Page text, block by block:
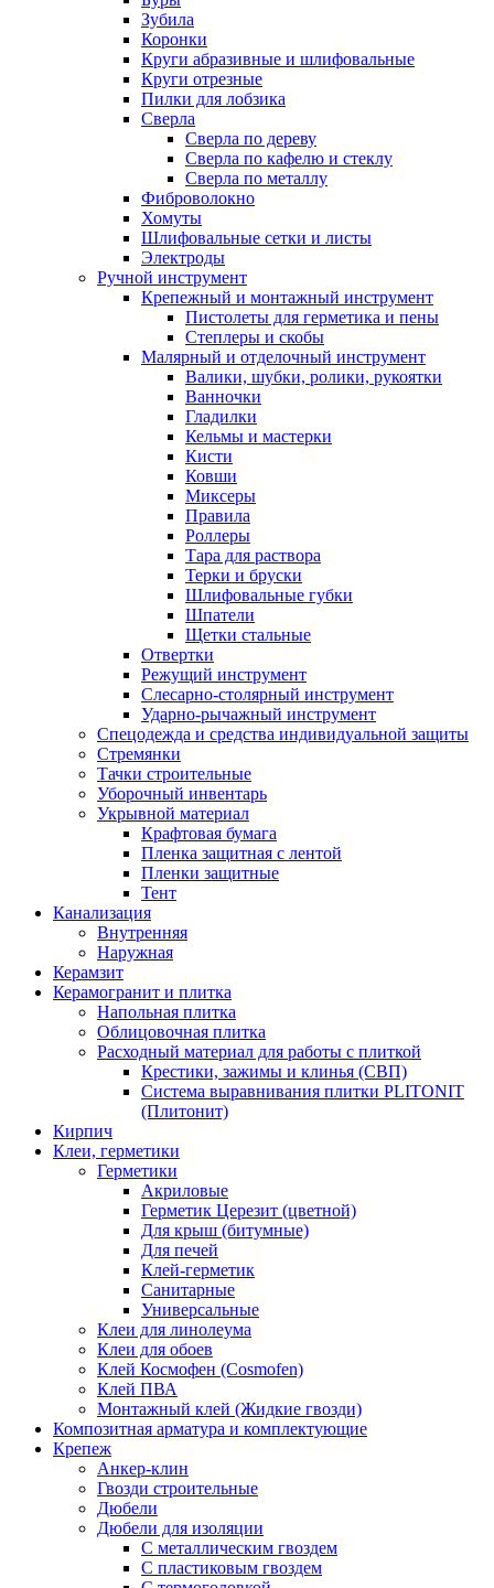
Зубила
Коронки
Круги абразивные и шлифовальные
Круги отрезные
Пилки для лобзика
Сверла
Сверла по дереву
Сверла по кафелю и стеклу
Сверла по металлу
Фиброволокно
Хомуты
Шлифовальные сетки и листы
Электроды
Ручной инструмент
Крепежный и монтажный инструмент
Пистолеты для герметика и пены
Степлеры и скобы
Малярный и отделочный инструмент
Валики, шубки, ролики, рукоятки
Ванночки
Гладилки
Кельмы и мастерки
Кисти
Ковши
Миксеры
Правила
Роллеры
Тара для раствора
Терки и бруски
Шлифовальные губки
Шпатели
Щетки стальные
Отвертки
Режущий инструмент
Слесарно-столярный инструмент
Ударно-рычажный инструмент
Спецодежда и средства индивидуальной защиты
Стремянки
Тачки строительные
Уборочный инвентарь
Укрывной материал
Крафтовая бумага
Пленка защитная с лентой
Пленки защитные
Тент
Канализация
Внутренняя
Наружная
Керамзит
Керамогранит и плитка
Напольная плитка
Облицовочная плитка
Расходный материал для работы с плиткой
Крестики, зажимы и клинья (СВП)
Система выравнивания плитки PLITONIT
(Плитонит)
Кирпич
Клеи, герметики
Герметики
Акриловые
Герметик Церезит (цветной)
Для крыш (битумные)
Для печей
Клей-герметик
Санитарные
Универсальные
Клеи для линолеума
Клеи для обоев
Клей Космофен (Cosmofen)
Клей ПВА
Монтажный клей (Жидкие гвозди)
Композитная арматура и комплектующие
Крепеж
Анкер-клин
Гвозди строительные
Дюбели
Дюбели для изоляции
С металлическим гвоздем
С пластиковым гвоздем